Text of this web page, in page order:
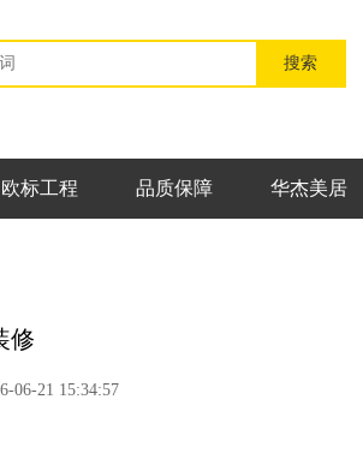
欧标工程 品质保障 华杰美居
修
06-21 15:34:57